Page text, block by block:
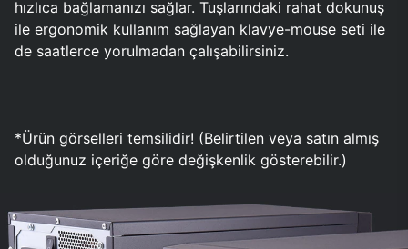
hızlıca bağlamanızı sağlar. Tuşlarındaki rahat dokunuş
ile ergonomik kullanım sağlayan klavye-mouse seti ile
de saatlerce yorulmadan çalışabilirsiniz.
*Ürün görselleri temsilidir! (Belirtilen veya satın almış
olduğunuz içeriğe göre değişkenlik gösterebilir.)